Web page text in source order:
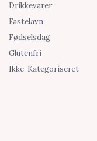
Drikkevarer
Fastelavn
Fødselsdag
Glutenfri
Ikke-Kategoriseret